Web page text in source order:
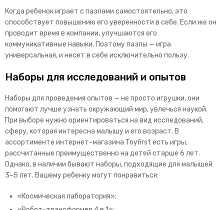
Когда ребенок играет с пазлами самостоятельно, это
способствует повышению его уверенности в себе. Если же он
проводит время в компании, улучшаются его
коммуникативные навыки. Поэтому пазлы — игра
универсальная, и несет в себе исключительно пользу.
Наборы для исследований и опытов
Наборы для проведения опытов — не просто игрушки, они
помогают лучше узнать окружающий мир, увлечься наукой.
При выборе нужно ориентироваться на вид исследований,
сферу, которая интересна малышу и его возраст. В
ассортименте интернет-магазина Toyfirst есть игры,
рассчитанные преимущественно на детей старше 6 лет.
Однако, в наличии бывают наборы, подходящие для малышей
3–5 лет. Вашему ребенку могут понравиться:
«Космическая лаборатория»;